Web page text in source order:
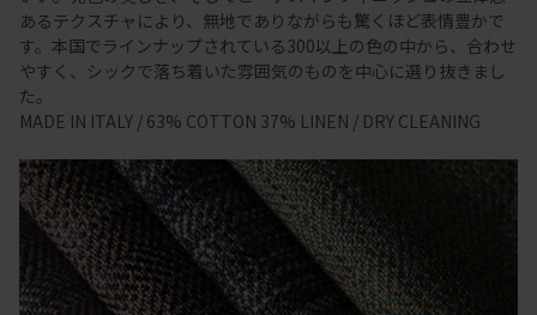
あるテクスチャにより、無地でありながらも驚くほど表情豊かで
す。本国でラインナップされている300以上の色の中から、合わせ
やすく、シックで落ち着いた雰囲気のものを中心に選り抜きまし
た。
MADE IN ITALY / 63% COTTON 37% LINEN / DRY CLEANING